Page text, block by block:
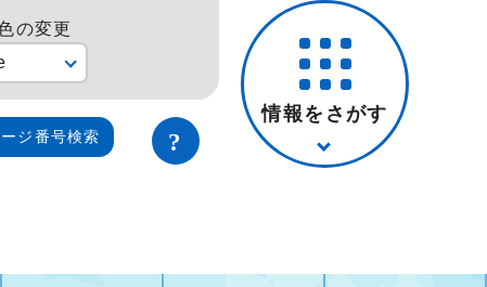
の変更
ジ番号検索
情報をさがす